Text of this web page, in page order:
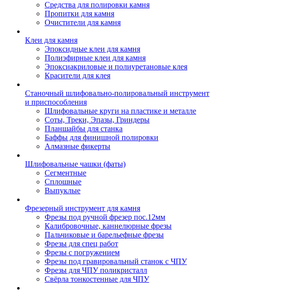
Средства для полировки камня
Пропитки для камня
Очистители для камня
Клеи для камня
Эпоксидные клеи для камня
Полиэфирные клеи для камня
Эпоксиакриловые и полиуретановые клея
Красители для клея
Станочный шлифовально-полировальный инструмент
и приспособления
Шлифовальные круги на пластике и металле
Соты, Треки, Эпазы, Гриндеры
Планшайбы для станка
Баффы для финишной полировки
Алмазные фикерты
Шлифовальные чашки (фаты)
Сегментные
Сплошные
Выпуклые
Фрезерный инструмент для камня
Фрезы под ручной фрезер пос.12мм
Калибровочные, каннелюрные фрезы
Пальчиковые и барельефные фрезы
Фрезы для спец работ
Фрезы с погружением
Фрезы под гравировальный станок с ЧПУ
Фрезы для ЧПУ поликристалл
Свёрла тонкостенные для ЧПУ